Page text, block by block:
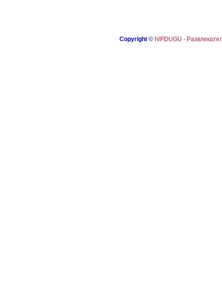
Copyright © NIFDUGU -